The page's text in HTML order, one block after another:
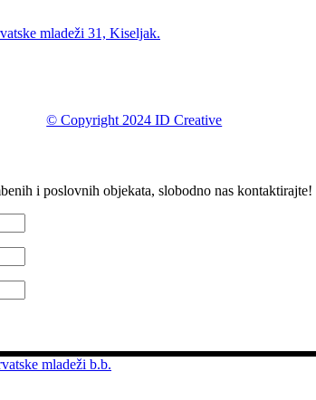
mladeži 31, Kiseljak.
© Copyright 2024 ID Creative
i poslovnih objekata, slobodno nas kontaktirajte!
mladeži b.b.